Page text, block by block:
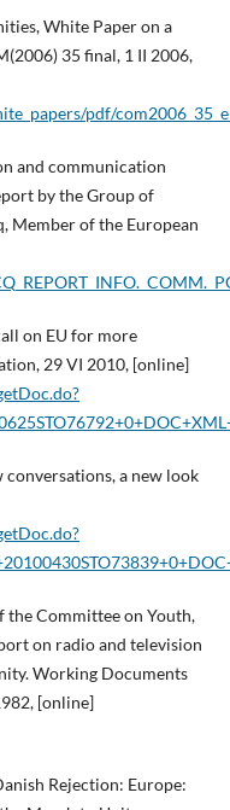
White Paper on a
35 final, 1 II 2006,
pdf/
and communication
by the Group of
Member of the European
on EU for more
29 VI 2010, [online]
conversations, a new look
the Committee on Youth,
on radio and television
Working Documents
[online]
Rejection: Europe: